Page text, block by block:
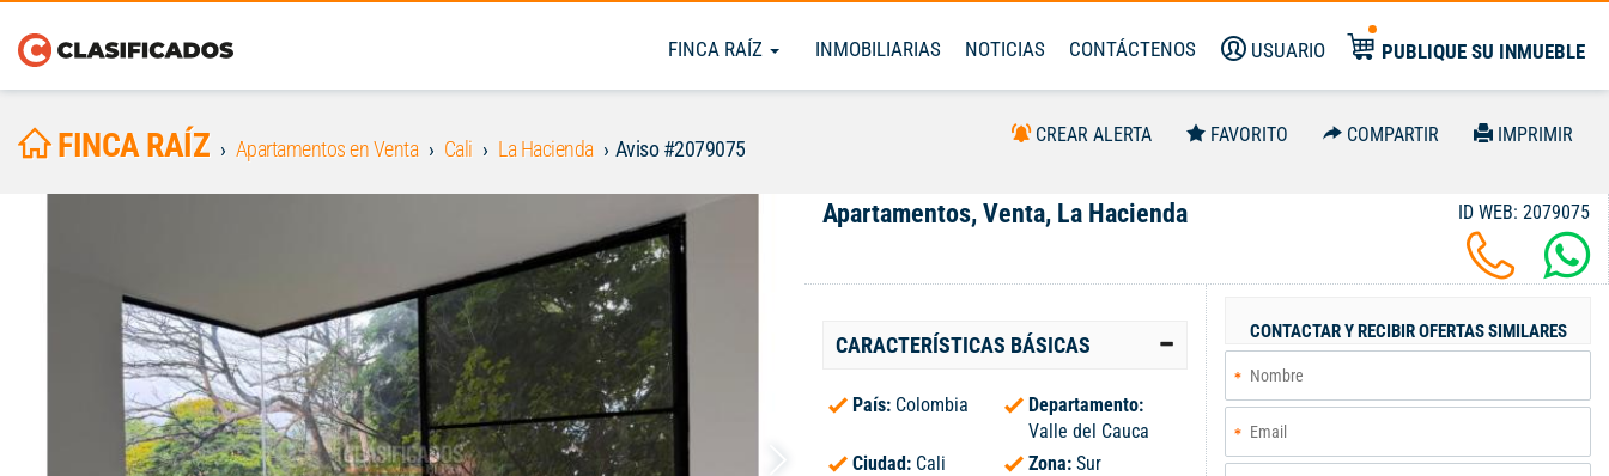
FINCA RAÍZ INMOBILIARIAS NOTICIAS CONTÁCTENOS USUARIO PUBLIQUE SU INMUEBLE
FINCA RAÍZ Apartamentos en Venta Cali La Hacienda Aviso #2079075
CREAR ALERTA FAVORITO COMPARTIR IMPRIMIR
Apartamentos, Venta, La Hacienda ID WEB: 2079075
CARACTERÍSTICAS BÁSICAS
País: Colombia
Departamento:
Valle del Cauca
Ciudad: Cali Zona: Sur
CONTACTAR Y RECIBIR OFERTAS SIMILARES